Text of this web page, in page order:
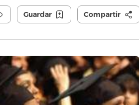
Guardar Compartir